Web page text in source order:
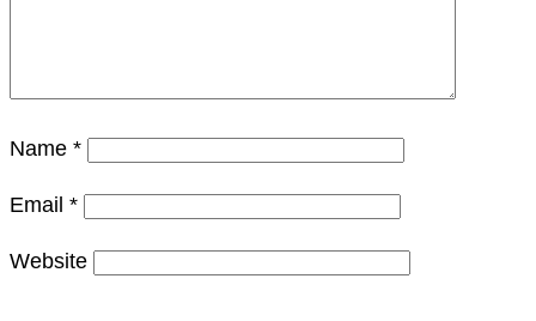
Name *
Email *
Website